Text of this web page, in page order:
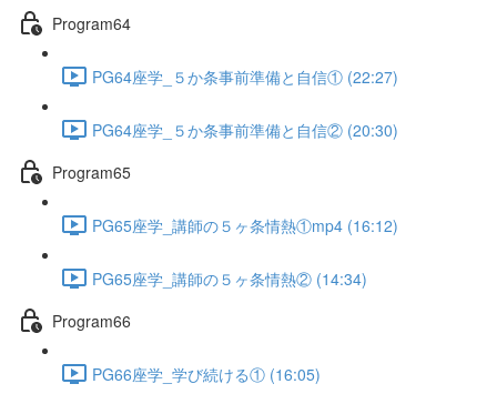
Program64
PG64座学_５か条事前準備と自信① (22:27)
PG64座学_５か条事前準備と自信② (20:30)
Program65
PG65座学_講師の５ヶ条情熱①mp4 (16:12)
PG65座学_講師の５ヶ条情熱② (14:34)
Program66
PG66座学_学び続ける① (16:05)